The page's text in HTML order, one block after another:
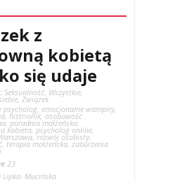
z
kobietą
się udaje
Seksualność, Wszystkie,
, Związek
psycholog, emocjonalne wampiry,
, histrionik, osobowość
, poradnia małżeńska,
kobieta, psycholog online,
,rozwój osobisty,
, terapia małżeńska, zaburzenia
23
Lipka- Mucińska